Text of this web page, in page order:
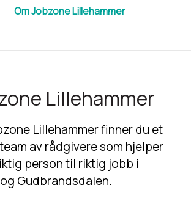
Om Jobzone Lillehammer
Lillehammer
Lillehammer finner du et
av rådgivere som hjelper
person til riktig jobb i
Gudbrandsdalen.